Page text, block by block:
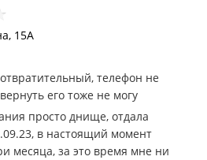
15А
телефон не
его тоже не могу
просто днище, отдала
в настоящий момент
месяца, за это время мне ни